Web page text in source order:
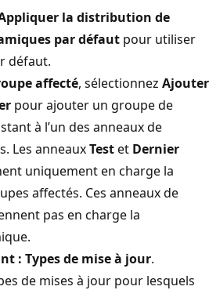
la distribution de
par défaut pour utiliser
défaut.
affecté, sélectionnez Ajouter
pour ajouter un groupe de
à l’un des anneaux de
Les anneauxTestet Dernier
uniquement en charge la
affectés. Ces anneaux de
pas en charge la
: Types de mise à jour.
de mises à jour pour lesquels